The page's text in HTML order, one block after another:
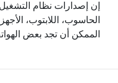
الحاسوب، اللابتوب،
الممكن أن تجد بعض